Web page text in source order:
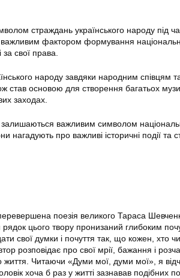
страждань українського народу під
важливим фактором формування
свої права.
народу завдяки народним співцям
став основою для створення багатьох
заходах.
важливим символом
нагадують про важливі історичні події
поезія великого Тараса
цього твору пронизаний глибоким
свої думки і почуття так, що кожен, хто
розповідає про свої мрії, бажання і
життя. Читаючи «Думи мої, думи мої», я
хоча б раз у житті зазнавав подібних